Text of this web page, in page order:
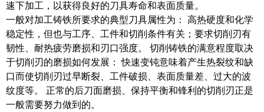
速下加工，以获得良好的刀具寿命和表面质量。
一般对加工铸铁所要求的典型刀具属性为： 高热硬度和化学
稳定性，但也与工序、工件和切削条件有关；要求切削刃有
韧性、耐热疲劳磨损和刃口强度。 切削铸铁的满意程度取决
于切削刃的磨损如何发展： 快速变钝意味着产生热裂纹和缺
口而使切削刃过早断裂、工件破损、表面质量差、过大的波
纹度等。 正常的后刀面磨损、保持平衡和锋利的切削刃正是
一般需要努力做到的。